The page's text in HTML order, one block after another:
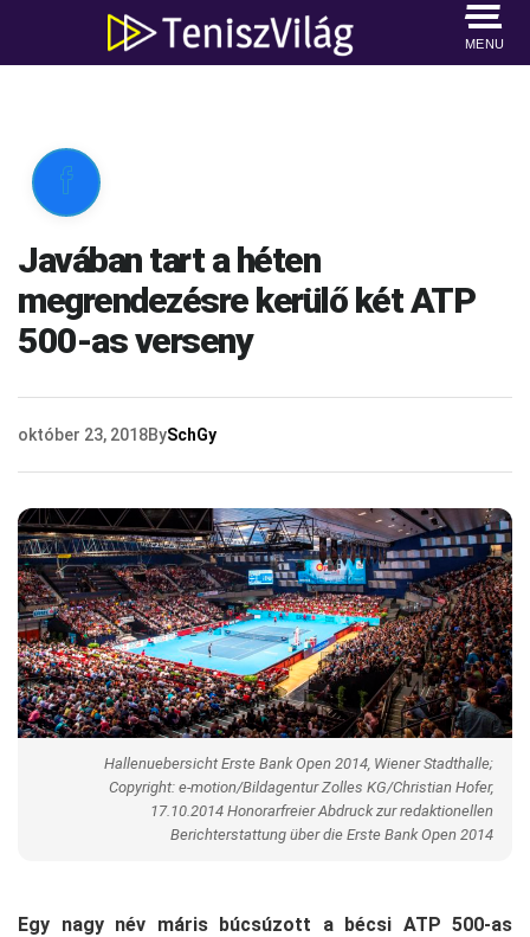
MENU

Javában tart a héten
megrendezésre kerülő két ATP
500-as verseny
október 23, 2018BySchGy
Hallenuebersicht Erste Bank Open 2014, Wiener Stadthalle;
Copyright: e-motion/Bildagentur Zolles KG/Christian Hofer,
17.10.2014 Honorarfreier Abdruck zur redaktionellen
Berichterstattung über die Erste Bank Open 2014
Egy nagy név máris búcsúzott a bécsi ATP 500-as